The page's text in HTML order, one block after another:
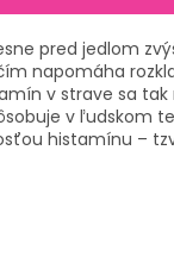
pred jedlom
napomáha
v strave sa tak
v ľudskom
histamínu –